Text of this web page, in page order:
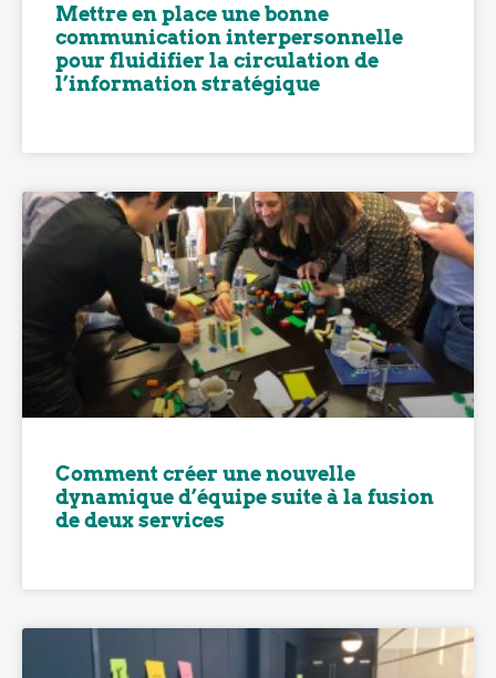
Mettre en place une bonne
communication interpersonnelle
pour fluidifier la circulation de
l’information stratégique
Comment créer une nouvelle
dynamique d’équipe suite à la fusion
de deux services